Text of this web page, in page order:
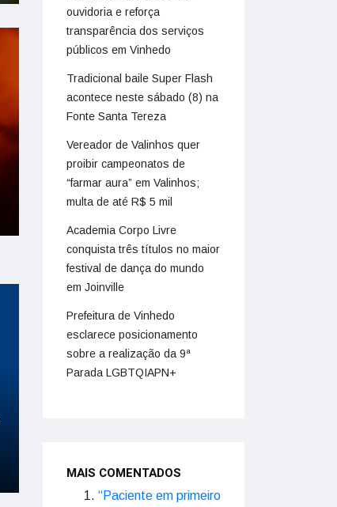
ouvidoria e reforça
transparência dos serviços
públicos em Vinhedo
Tradicional baile Super Flash
acontece neste sábado (8) na
Fonte Santa Tereza
Vereador de Valinhos quer
proibir campeonatos de
“farmar aura” em Valinhos;
multa de até R$ 5 mil
Academia Corpo Livre
conquista três títulos no maior
festival de dança do mundo
em Joinville
Prefeitura de Vinhedo
esclarece posicionamento
sobre a realização da 9ª
Parada LGBTQIAPN+
MAIS COMENTADOS
“Paciente em primeiro